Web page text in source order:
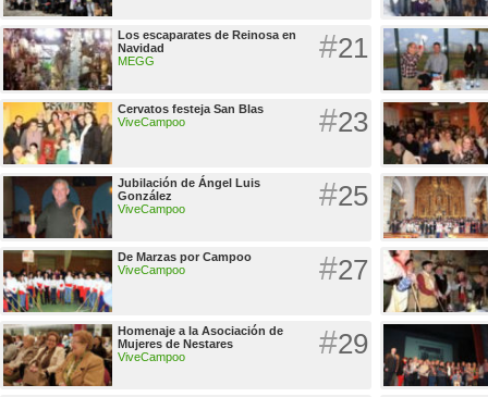
#21
Los escaparates de Reinosa en
Navidad
MEGG
#23
Cervatos festeja San Blas
ViveCampoo
#25
Jubilación de Ángel Luis
González
ViveCampoo
#27
De Marzas por Campoo
ViveCampoo
#29
Homenaje a la Asociación de
Mujeres de Nestares
ViveCampoo